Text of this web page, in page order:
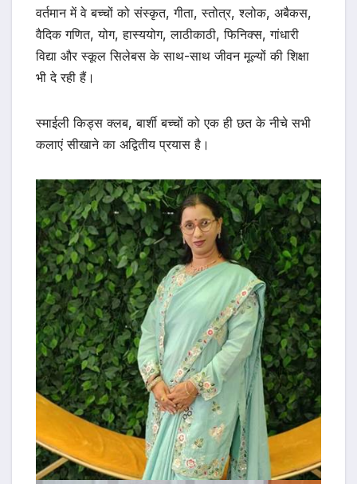
वर्तमान में वे बच्चों को संस्कृत, गीता, स्तोत्र, श्लोक, अबैकस,
वैदिक गणित, योग, हास्ययोग, लाठीकाठी, फिनिक्स, गांधारी
विद्या और स्कूल सिलेबस के साथ-साथ जीवन मूल्यों की शिक्षा
भी दे रही हैं।
स्माईली किड्स क्लब, बार्शी बच्चों को एक ही छत के नीचे सभी
कलाएं सीखाने का अद्वितीय प्रयास है।